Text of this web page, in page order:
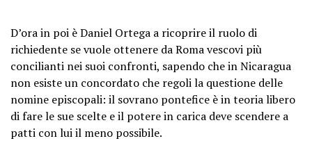
D’ora in poi è Daniel Ortega a ricoprire il ruolo di
richiedente se vuole ottenere da Roma vescovi più
concilianti nei suoi confronti, sapendo che in Nicaragua
non esiste un concordato che regoli la questione delle
nomine episcopali: il sovrano pontefice è in teoria libero
di fare le sue scelte e il potere in carica deve scendere a
patti con lui il meno possibile.